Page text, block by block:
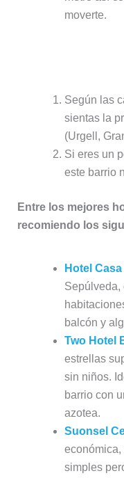
moverte.
Según las
sientas la
(Urgell,
Si eres un
este barrio
Entre los mejores
recomiendo los
Hotel
Sepúlveda,
balcón y
Two Hotel
estrellas
sin niños.
barrio con
azotea.
Suonsel
simples